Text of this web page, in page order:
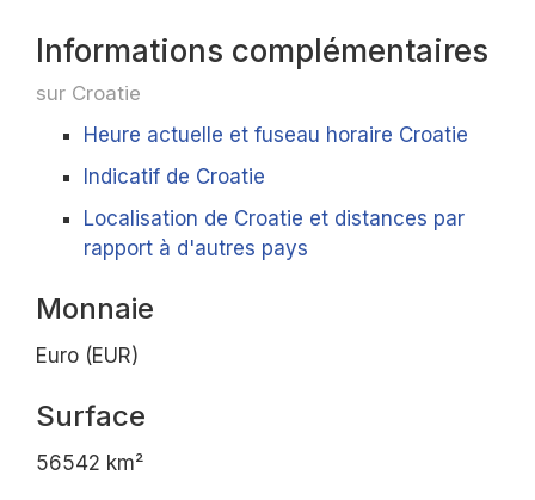
Informations complémentaires
sur Croatie
Heure actuelle et fuseau horaire Croatie
Indicatif de Croatie
Localisation de Croatie et distances par
rapport à d'autres pays
Monnaie
Euro (EUR)
Surface
56542 km²